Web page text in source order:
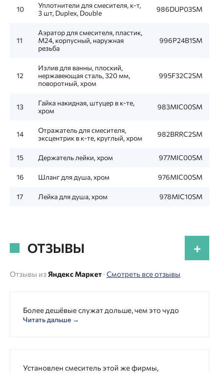
10
Уплотнители для смесителя, к-т,
3 шт, Duplex, Double
986DUP03SM
11
Аэратор для смесителя, пластик,
M24, корпусный, наружная
резьба
996P24B1SM
12
Излив для ванны, плоский,
нержавеющая сталь, 320 мм,
поворотный, хром
995F32C2SM
13
Гайка накидная, штуцер в к-те,
хром
983MIC00SM
14
Отражатель для смесителя,
эксцентрик в к-те, круглый, хром
982BRRC2SM
15 Держатель лейки, хром 977MIC00SM
16 Шланг для душа, хром 976MIC00SM
17 Лейка для душа, хром 978MIC10SM
ОТЗЫВЫ +
Отзывы из Яндекс Маркет · Смотреть все отзывы
Более дешёвые служат дольше, чем это чудо
Читать дальше →
Установлен смеситель этой же фирмы,